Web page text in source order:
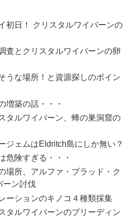
初日！ クリスタルワイバーンの
査とクリスタルワイバーンの卵
うな場所！と資源探しのポイン
増築の話・・・
タルワイバーン、蜂の巣洞窟の
ジェムはEldritch島にしか無い？
危険すぎる・・・
場所、アルファ・ブラッド・ク
ーン討伐
ーションのキノコ４種類採集
タルワイバーンのブリーディン